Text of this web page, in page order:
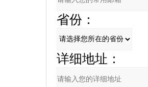
省份：
详细地址：